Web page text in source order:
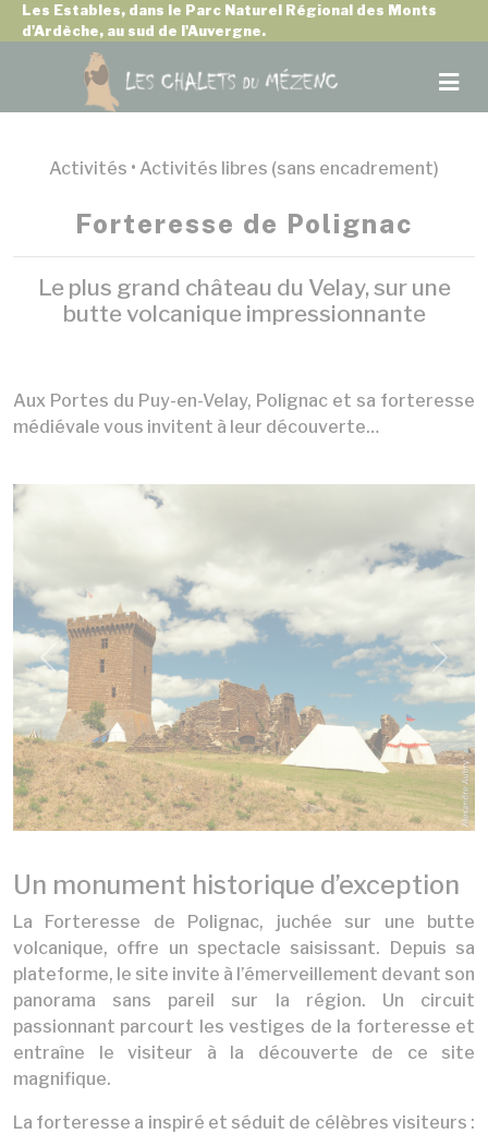
Les Estables, dans le Parc Naturel Régional des Monts
d'Ardèche, au sud de l'Auvergne.
Activités • Activités libres (sans encadrement)
Forteresse de Polignac
Le plus grand château du Velay, sur une
butte volcanique impressionnante
Aux Portes du Puy-en-Velay, Polignac et sa forteresse
médiévale vous invitent à leur découverte…
Previous Next
Un monument historique d’exception
La Forteresse de Polignac, juchée sur une butte
volcanique, offre un spectacle saisissant. Depuis sa
plateforme, le site invite à l’émerveillement devant son
panorama sans pareil sur la région. Un circuit
passionnant parcourt les vestiges de la forteresse et
entraîne le visiteur à la découverte de ce site
magnifique.
La forteresse a inspiré et séduit de célèbres visiteurs :
Panneau de gestion des cookies